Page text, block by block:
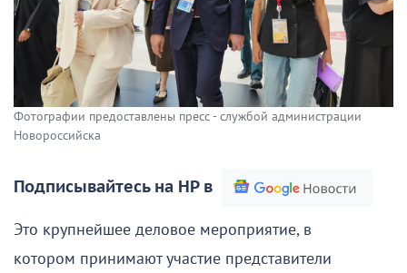
Фотографии предоставлены пресс - службой администрации
Новороссийска
Подписывайтесь на НР в
Это крупнейшее деловое мероприятие, в
котором принимают участие представители